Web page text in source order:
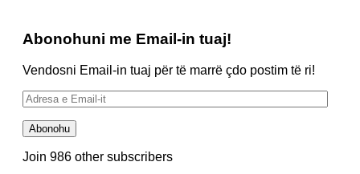
Abonohuni me Email-in tuaj!
Vendosni Email-in tuaj për të marrë çdo postim të ri!
Adresa
e
Email-
it
Abonohu
Join 986 other subscribers